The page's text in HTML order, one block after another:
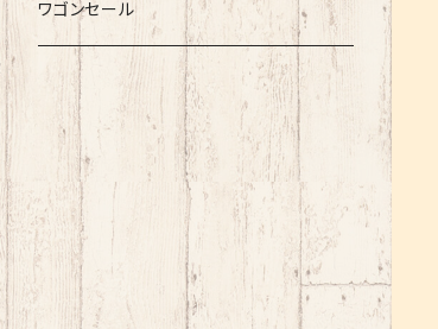
ワゴンセール